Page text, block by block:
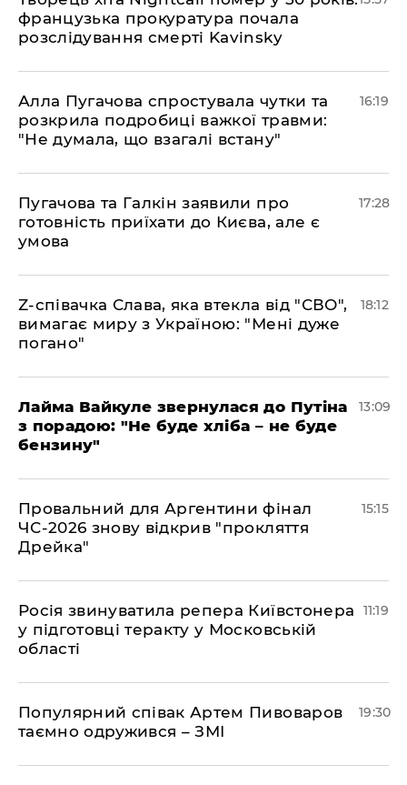
французька прокуратура почала
розслідування смерті Kavinsky
Алла Пугачова спростувала чутки та
розкрила подробиці важкої травми:
"Не думала, що взагалі встану"
16:19
​Пугачова та Галкін заявили про
готовність приїхати до Києва, але є
умова
17:28
​Z-співачка Слава, яка втекла від "СВО",
вимагає миру з Україною: "Мені дуже
погано"
18:12
Лайма Вайкуле звернулася до Путіна
з порадою: "Не буде хліба – не буде
бензину"
13:09
Провальний для Аргентини фінал
ЧС-2026 знову відкрив "прокляття
Дрейка"
15:15
Росія звинуватила репера Київстонера
у підготовці теракту у Московській
області
11:19
Популярний співак Артем Пивоваров
таємно одружився – ЗМІ
19:30